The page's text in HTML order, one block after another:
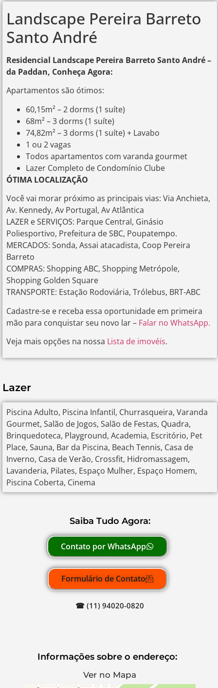
Landscape Pereira Barreto
Santo André
Residencial Landscape Pereira Barreto Santo André –
da Paddan, Conheça Agora:
Apartamentos são ótimos:
60,15m² – 2 dorms (1 suíte)
68m² – 3 dorms (1 suíte)
74,82m² – 3 dorms (1 suíte) + Lavabo
1 ou 2 vagas
Todos apartamentos com varanda gourmet
Lazer Completo de Condomínio Clube
ÓTIMA LOCALIZAÇÃO
Você vai morar próximo as principais vias: Via Anchieta,
Av. Kennedy, Av Portugal, Av Atlântica
LAZER e SERVIÇOS: Parque Central, Ginásio
Poliesportivo, Prefeitura de SBC, Poupatempo.
MERCADOS: Sonda, Assai atacadista, Coop Pereira
Barreto
COMPRAS: Shopping ABC, Shopping Metrópole,
Shopping Golden Square
TRANSPORTE: Estação Rodoviária, Trólebus, BRT-ABC
Cadastre-se e receba essa oportunidade em primeira
mão para conquistar seu novo lar – Falar no WhatsApp.
Veja mais opções na nossa Lista de imovéis.
Lazer
Piscina Adulto, Piscina Infantil, Churrasqueira, Varanda
Gourmet, Salão de Jogos, Salão de Festas, Quadra,
Brinquedoteca, Playground, Academia, Escritório, Pet
Place, Sauna, Bar da Piscina, Beach Tennis, Casa de
Inverno, Casa de Verão, Crossfit, Hidromassagem,
Lavanderia, Pilates, Espaço Mulher, Espaço Homem,
Piscina Coberta, Cinema
Saiba Tudo Agora:
Contato por WhatsApp
Formulário de Contato
☎ (11) 94020-0820
Informações sobre o endereço:
Ver no Mapa